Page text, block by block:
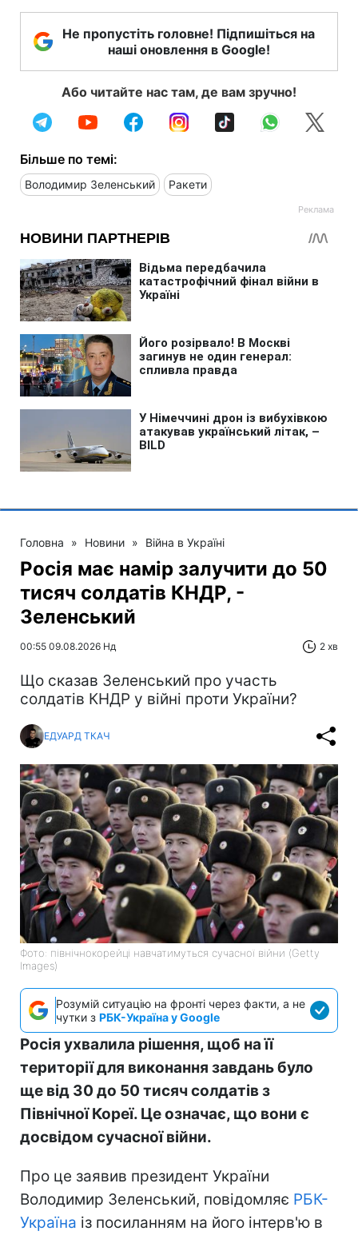
Не пропустіть головне! Підпишіться на
наші оновлення в Google!
Або читайте нас там, де вам зручно!
Більше по темі:
Володимир Зеленський Ракети
Головна » Новини » Війна в Україні
Росія має намір залучити до 50
тисяч солдатів КНДР, -
Зеленський
00:55 09.08.2026 Нд 2 хв
Що сказав Зеленський про участь
солдатів КНДР у війні проти України?
ЕДУАРД ТКАЧ
Фото: північнокорейці навчатимуться сучасної війни (Getty
Images)
Розумій ситуацію на фронті через факти, а не
чутки з РБК-Україна у Google
Росія ухвалила рішення, щоб на її
території для виконання завдань було
ще від 30 до 50 тисяч солдатів з
Північної Кореї. Це означає, що вони є
досвідом сучасної війни.
Про це заявив президент України
Володимир Зеленський, повідомляє РБК-
Україна із посиланням на його інтерв'ю в